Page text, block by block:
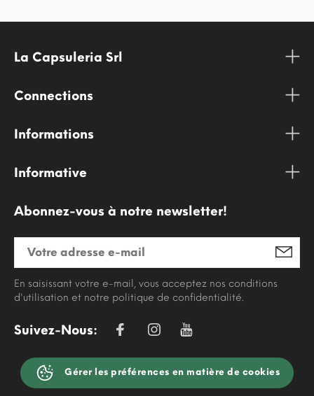
La Capsuleria Srl
Connections
Informations
Informative
Abonnez-vous à notre newsletter!
En saisissant votre e-mail, vous acceptez nos conditions
d'utilisation et notre politique de confidentialité.
Suivez-Nous:
Gérer les préférences en matière de cookies